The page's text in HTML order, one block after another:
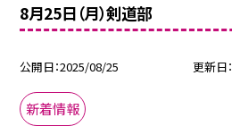
8月25日（月）剣道部
公開日 2025/08/25 更新日
新着情報